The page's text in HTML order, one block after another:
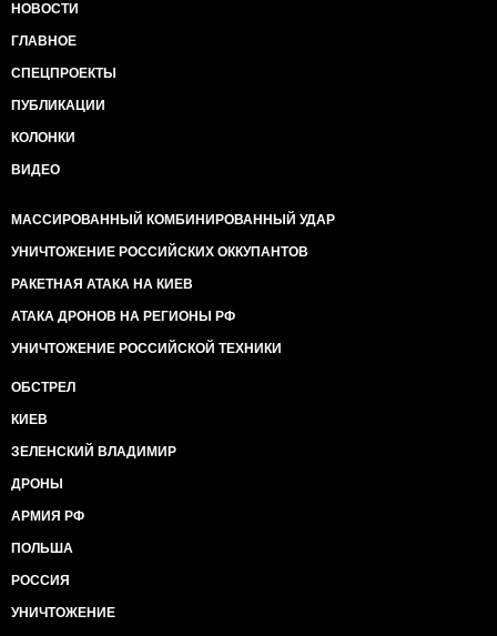
НОВОСТИ
ГЛАВНОЕ
СПЕЦПРОЕКТЫ
ПУБЛИКАЦИИ
КОЛОНКИ
ВИДЕО
МАССИРОВАННЫЙ КОМБИНИРОВАННЫЙ УДАР
УНИЧТОЖЕНИЕ РОССИЙСКИХ ОККУПАНТОВ
РАКЕТНАЯ АТАКА НА КИЕВ
АТАКА ДРОНОВ НА РЕГИОНЫ РФ
УНИЧТОЖЕНИЕ РОССИЙСКОЙ ТЕХНИКИ
ОБСТРЕЛ
КИЕВ
ЗЕЛЕНСКИЙ ВЛАДИМИР
ДРОНЫ
АРМИЯ РФ
ПОЛЬША
РОССИЯ
УНИЧТОЖЕНИЕ